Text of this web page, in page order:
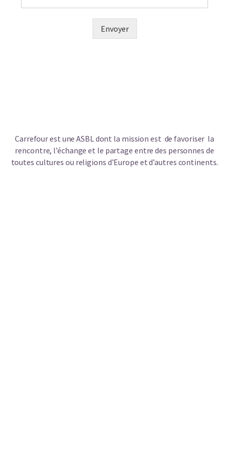
Envoyer
Carrefour est une ASBL dont la mission est de favoriser la
rencontre, l’échange et le partage entre des personnes de
toutes cultures ou religions d’Europe et d’autres continents.